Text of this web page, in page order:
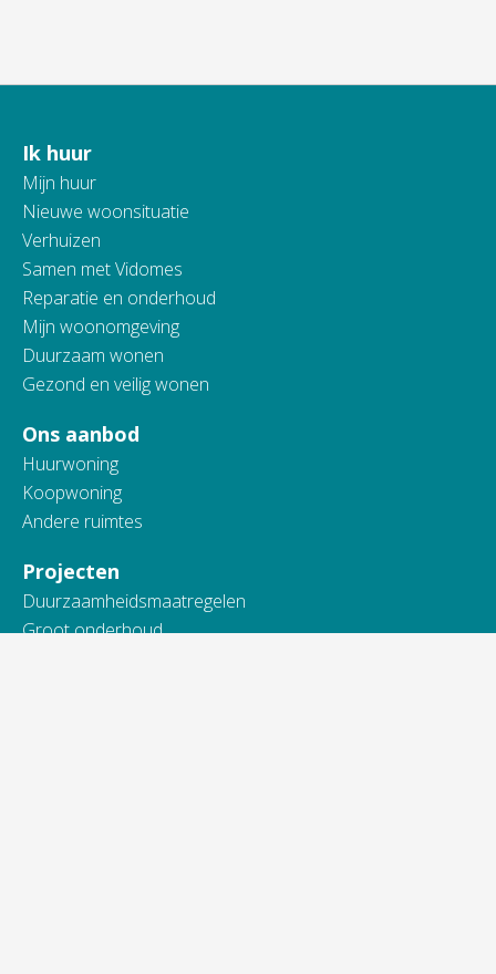
Contactinformatie
Ik huur
Mijn huur
Nieuwe woonsituatie
Verhuizen
Samen met Vidomes
Reparatie en onderhoud
Mijn woonomgeving
Duurzaam wonen
Gezond en veilig wonen
Ons aanbod
Huurwoning
Koopwoning
Andere ruimtes
Projecten
Duurzaamheidsmaatregelen
Groot onderhoud